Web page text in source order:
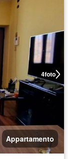
4foto
Appartamento